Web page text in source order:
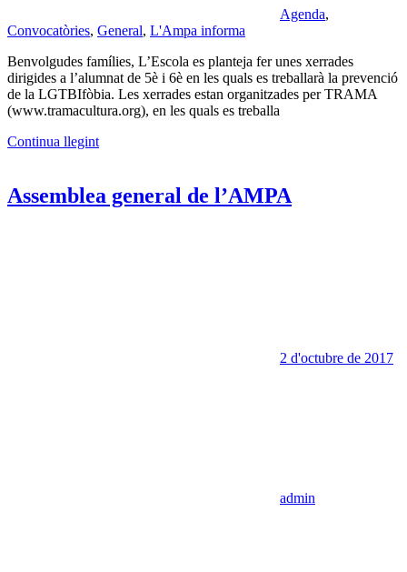
Agenda,
Convocatòries, General, L'Ampa informa
Benvolgudes famílies, L’Escola es planteja fer unes xerrades
dirigides a l’alumnat de 5è i 6è en les quals es treballarà la prevenció
de la LGTBIfòbia. Les xerrades estan organitzades per TRAMA
(www.tramacultura.org), en les quals es treballa
Continua llegint
Assemblea general de l’AMPA
2 d'octubre de 2017
admin